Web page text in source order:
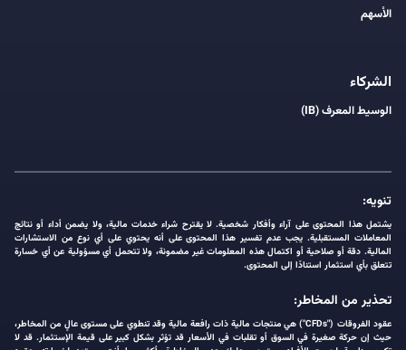
الأسهم
الشركاء
الوسيط المعرف (IB)
تنويه:
يشتمل هذا المحتوى على آراء وأفكار شخصية. لا يقترح شراء خدمات مالية، ولا يضمن أداء أو نتائج
المعاملات المستقبلية. يجب عدم تفسير هذا المحتوى على أنه يحتوي على أي نوع من الاستشارات
المالية. دقة أو صلاحية أو اكتمال هذه المعلومات غير مضمونة، ولا تتحمل أي مسؤولية عن أي خسارة
تتعلق بأي استثمار استنادًا إلى المحتوى.
تحذير من المخاطر:
عقود الفروقات ("CFDs") هي منتجات مالية ذات رافعة مالية وقد تنطوي على مستوى عالٍ من المخاطر،
حيث إن حركة صغيرة في السوق أو تقلبات في الأسعار قد تؤثر بشكل كبير على قيمة الإستثمار. قد لا